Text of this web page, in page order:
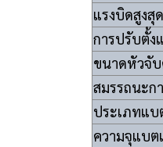
แรงบิดสูงสุ
การปรับตั้ง
ขนาดหัวจับ
สมรรถนะก
ประเภทแบ
ความจุแบต